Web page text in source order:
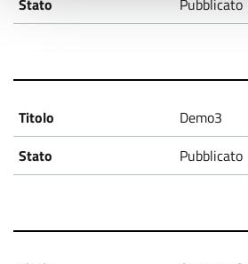
Pubblicato
Demo3
Pubblicato